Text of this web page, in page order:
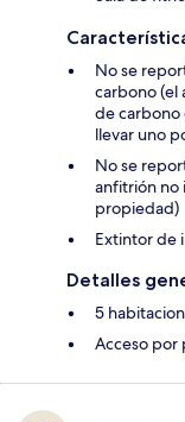
No se
carbono (el
de carbono
llevar uno
No se
anfitrión no
propiedad)
Extintor de
Detalles
5
Acceso por